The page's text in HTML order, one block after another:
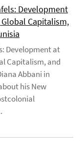
Development
Capitalism,
Development at
Capitalism, and
Abbani in
his New